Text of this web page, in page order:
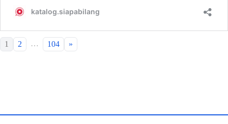
1 2 … 104 »